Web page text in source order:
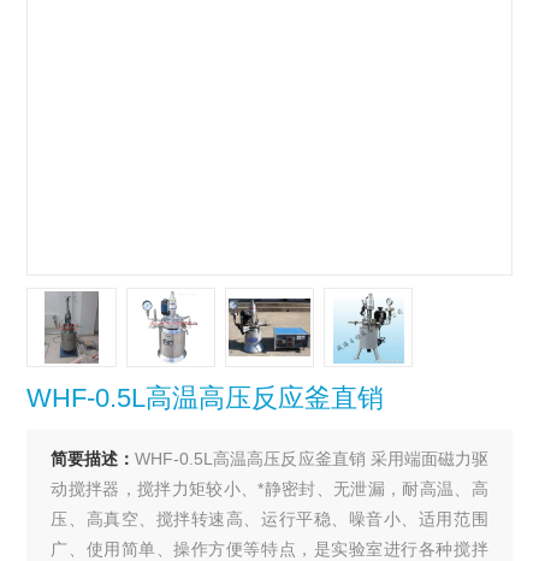
WHF-0.5L高温高压反应釜直销
简要描述：WHF-0.5L高温高压反应釜直销 采用端面磁力驱
动搅拌器，搅拌力矩较小、*静密封、无泄漏，耐高温、高
压、高真空、搅拌转速高、运行平稳、噪音小、适用范围
广、使用简单、操作方便等特点，是实验室进行各种搅拌